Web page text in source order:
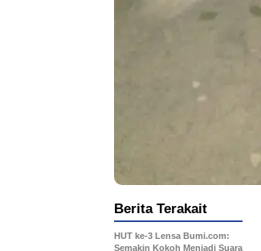
Berita Terakait
HUT ke-3 Lensa Bumi.com:
Semakin Kokoh Menjadi Suara